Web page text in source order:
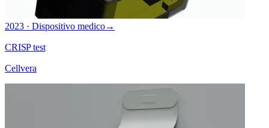
2023 · Dispositivo medico→
CRISP test
Cellvera